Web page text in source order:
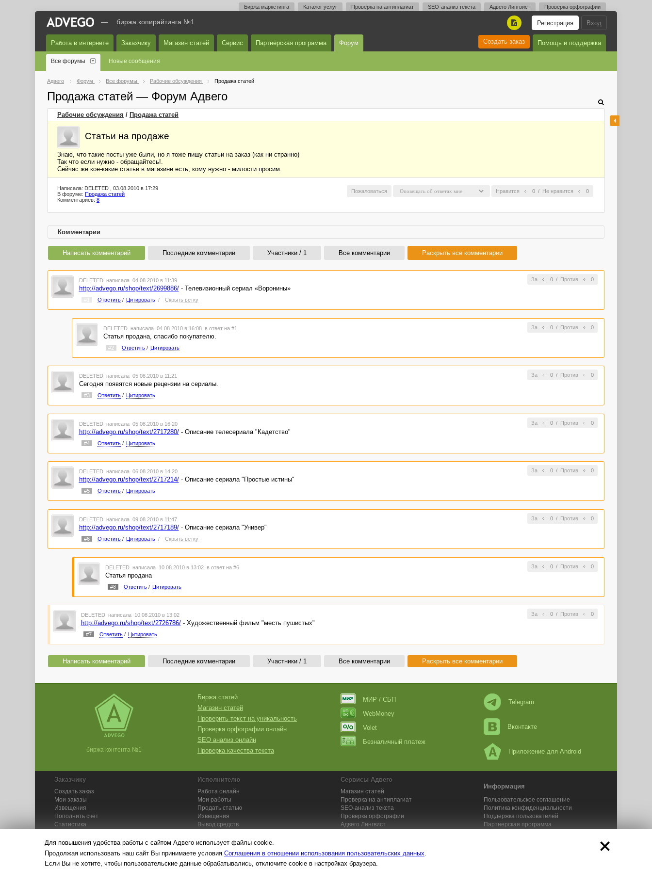
Биржа маркетинга Каталог услуг Проверка на антиплагиат SEO-анализ текста Адвего Лингвист Проверка орфографии
Вход
Регистрация
A
— биржа копирайтинга №1
Работа в интернете Заказчику Магазин статей Сервис Партнёрская программа Форум Помощь и поддержка
Создать заказ
Все форумы Новые сообщения
Адвего Форум Все форумы Рабочие обсуждения Продажа статей
Продажа статей — Форум Адвего
Рабочие обсуждения / Продажа статей
Статьи на продаже
Знаю, что такие посты уже были, но я тоже пишу статьи на заказ (как ни странно)
Так что если нужно - обращайтесь!.
Сейчас же кое-какие статьи в магазине есть, кому нужно - милости просим.
Нравится 0 / Не нравится 0
Пожаловаться
Написала: DELETED , 03.08.2010 в 17:29
В форуме: Продажа статей
Комментариев: 8
Комментарии
Написать комментарий Последние комментарии Участники / 1 Все комментарии Раскрыть все комментарии
За 0/ Против 0
DELETED написала 04.08.2010 в 11:39
http://advego.ru/shop/text/2699886/- Телевизионный сериал «Воронины»
Ответить/ Цитировать / Скрыть ветку
За 0/ Против 0
DELETED написала 04.08.2010 в 16:08 в ответ на #1
Статья продана, спасибо покупателю.
#2 Ответить/ Цитировать
За 0/ Против 0
DELETED написала 05.08.2010 в 11:21
Сегодня появятся новые рецензии на сериалы.
#3 Ответить/ Цитировать
За 0/ Против 0
DELETED написала 05.08.2010 в 16:20
http://advego.ru/shop/text/2717280/- Описание телесериала "Кадетство"
#4 Ответить/ Цитировать
За 0/ Против 0
DELETED написала 06.08.2010 в 14:20
http://advego.ru/shop/text/2717214/- Описание сериала "Простые истины"
#5 Ответить/ Цитировать
За 0/ Против 0
DELETED написала 09.08.2010 в 11:47
http://advego.ru/shop/text/2717189/- Описание сериала "Универ"
#6 Ответить/ Цитировать / Скрыть ветку
За 0/ Против 0
DELETED написала 10.08.2010 в 13:02 в ответ на #6
Статья продана
#8 Ответить/ Цитировать
За 0/ Против 0
DELETED написала 10.08.2010 в 13:02
http://advego.ru/shop/text/2726786/- Художественный фильм "месть пушистых"
#7 Ответить/ Цитировать
Написать комментарий Последние комментарии Участники / 1 Все комментарии Раскрыть все комментарии
биржа контента №1
Биржа статей
Магазин статей
Проверить текст на уникальность
Проверка орфографии онлайн
SEO анализ онлайн
Проверка качества текста
МИР / СБП
WebMoney
Volet
Безналичный платеж
Telegram
Вконтакте
Приложение для Android
Заказчику
Создать заказ
Мои заказы
Извещения
Пополнить счёт
Статистика
Исполнителю
Работа онлайн
Мои работы
Продать статью
Извещения
Вывод средств
Сервисы Адвего
Магазин статей
Проверка на антиплагиат
SEO-анализ текста
Проверка орфографии
Адвего Лингвист
Информация
Пользовательское соглашение
Политика конфиденциальности
Поддержка пользователей
Партнерская программа
© Адвего — биржа контента №1. Копирайтинг, рерайтинг, переводы,работа на дому
Для повышения удобства работы с сайтом Адвего использует файлы cookie.
Продолжая использовать наш сайт Вы принимаете условия Соглашения в отношении использования пользовательских данных
Если Вы не хотите, чтобы пользовательские данные обрабатывались, отключите cookie в настройках браузера.